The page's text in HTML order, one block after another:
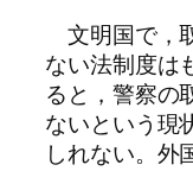
文明国で，
ない法制度は
ると，警察の
ないという現
しれない。外